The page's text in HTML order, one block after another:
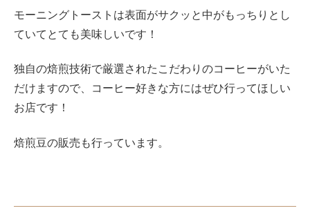
モーニングトーストは表面がサクッと中がもっちりとし
ていてとても美味しいです！
独自の焙煎技術で厳選されたこだわりのコーヒーがいた
だけますので、コーヒー好きな方にはぜひ行ってほしい
お店です！
焙煎豆の販売も行っています。